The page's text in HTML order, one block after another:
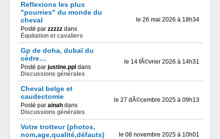
Reflexions les plus
"pourries" du monde du
cheval
Posté par zzzzz dans
Équitation et cavaliers
le 26 mai 2026 à 18h34
Gp de doha, dubaï du
cèdre…
Posté par justine.ppl dans
Discussions générales
le 14 fÃ©vrier 2026 à 14h31
Cheval belge et
caudectomie
Posté par ainah dans
Discussions générales
le 27 dÃ©cembre 2025 à 09h13
Votre trotteur (photos,
nom,age,qualité,défauts)
le 08 novembre 2025 à 10h01